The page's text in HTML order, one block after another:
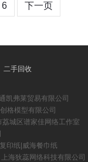
6 下一页
二手回收
凯弗莱贸易有限公司
格模型有限公司
荔城区谱家佳网络工作室
印纸|威海餐巾纸
上海狄蕊网络科技有限公司